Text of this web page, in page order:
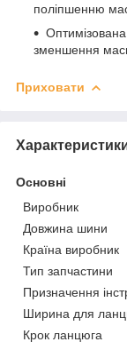
поліпшенню
зменшення
Приховати
Основні
Виробник
Довжина шини
Країна виробник
Тип запчастини
Призначення
Ширина для
Крок ланцюга